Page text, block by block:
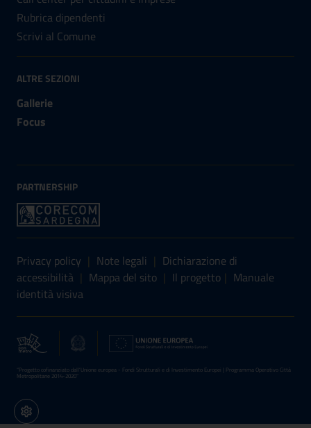
Rubrica dipendenti
Scrivi al Comune
ALTRE SEZIONI
Gallerie
Focus
PARTNERSHIP
Sezione Link Utili
Privacy policy | Note legali | Dichiarazione di
accessibilità | Mappa del sito | Il progetto | Manuale
identità visiva
“Progetto cofinanziato dall’Unione europea - Fondi Strutturali e di Investimento Europei | Programma Operativo Città
Metropolitane 2014-2020”
Impostazioni cookie